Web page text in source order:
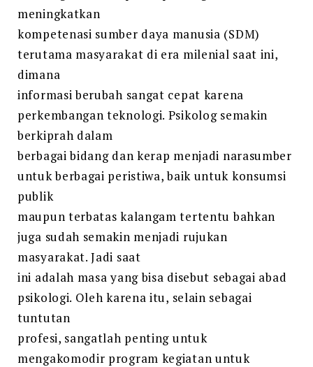
meningkatkan
kompetenasi sumber daya manusia (SDM)
terutama masyarakat di era milenial saat ini,
dimana
informasi berubah sangat cepat karena
perkembangan teknologi. Psikolog semakin
berkiprah dalam
berbagai bidang dan kerap menjadi narasumber
untuk berbagai peristiwa, baik untuk konsumsi
publik
maupun terbatas kalangam tertentu bahkan
juga sudah semakin menjadi rujukan
masyarakat. Jadi saat
ini adalah masa yang bisa disebut sebagai abad
psikologi. Oleh karena itu, selain sebagai
tuntutan
profesi, sangatlah penting untuk
mengakomodir program kegiatan untuk